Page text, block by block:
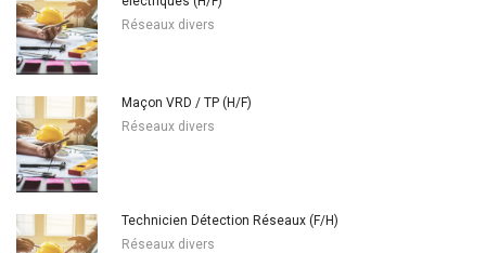
Réseaux divers
Maçon VRD / TP (H/F)
Réseaux divers
Technicien Détection Réseaux (F/H)
Réseaux divers